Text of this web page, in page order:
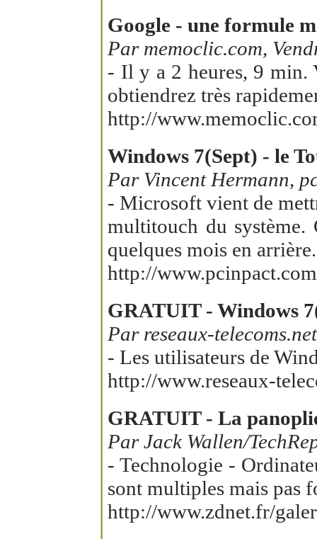
Google - une formule
Par memoclic.com,
- Il y a 2 heures, 9 min.
obtiendrez très
http://
Windows 7(Sept) - le
Par Vincent Hermann,
- Microsoft vient de
multitouch du
quelques mois en arrière.
http://
GRATUIT - Windows
Par reseaux-
- Les utilisateurs de
http://www.reseaux-
GRATUIT - La
Par Jack Wallen/
- Technologie -
sont multiples mais pas
http://www.zdnet.fr/